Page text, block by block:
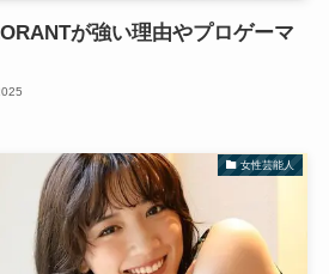
が強い理由やプロゲーマ
女性芸能人